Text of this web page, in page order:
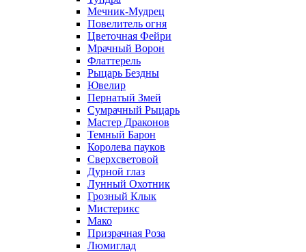
Мечник-Мудрец
Повелитель огня
Цветочная Фейри
Мрачный Ворон
Флаттерель
Рыцарь Бездны
Ювелир
Пернатый Змей
Сумрачный Рыцарь
Мастер Драконов
Темный Барон
Королева пауков
Сверхсветовой
Дурной глаз
Лунный Охотник
Грозный Клык
Мистерикс
Мако
Призрачная Роза
Люмиглад